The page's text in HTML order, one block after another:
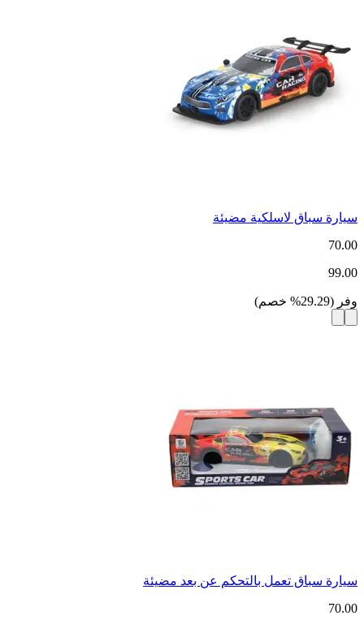
سيارة سباق لاسلكية مضيئة
70.00
99.00
وفر (
29.29
% خصم)
سيارة سباق تعمل بالتحكم عن بعد مضيئة
70.00